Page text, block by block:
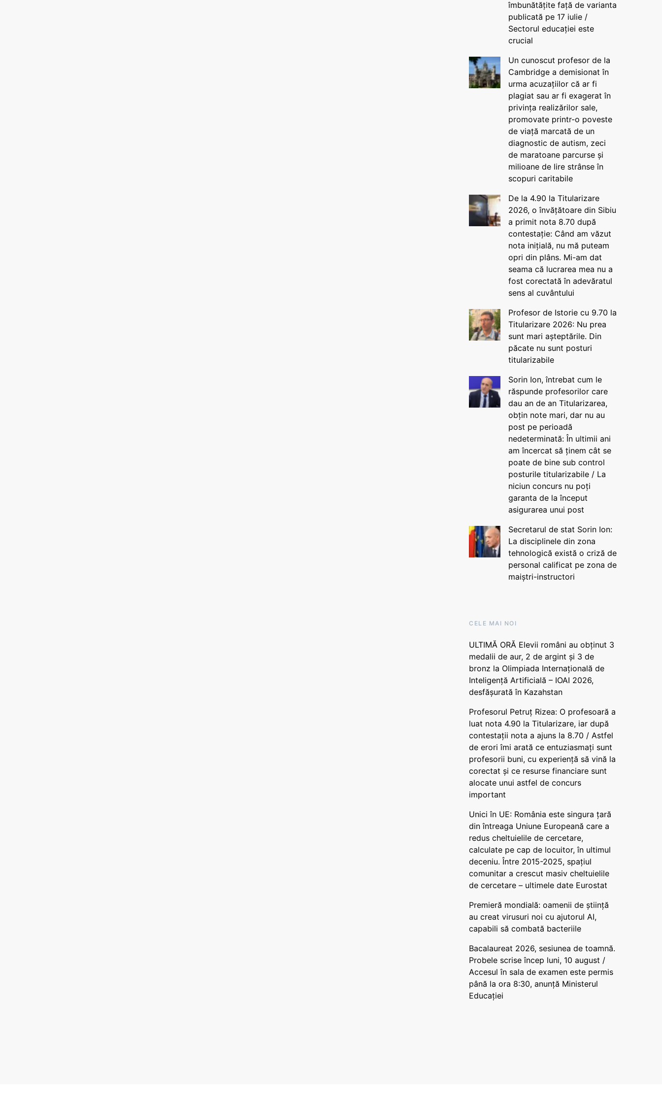
îmbunătățite față de varianta
publicată pe 17 iulie /
Sectorul educației este
crucial
Un cunoscut profesor de la
Cambridge a demisionat în
urma acuzațiilor că ar fi
plagiat sau ar fi exagerat în
privința realizărilor sale,
promovate printr-o poveste
de viață marcată de un
diagnostic de autism, zeci
de maratoane parcurse și
milioane de lire strânse în
scopuri caritabile
De la 4.90 la Titularizare
2026, o învățătoare din Sibiu
a primit nota 8.70 după
contestație: Când am văzut
nota inițială, nu mă puteam
opri din plâns. Mi-am dat
seama că lucrarea mea nu a
fost corectată în adevăratul
sens al cuvântului
Profesor de Istorie cu 9.70 la
Titularizare 2026: Nu prea
sunt mari așteptările. Din
păcate nu sunt posturi
titularizabile
Sorin Ion, întrebat cum le
răspunde profesorilor care
dau an de an Titularizarea,
obțin note mari, dar nu au
post pe perioadă
nedeterminată: În ultimii ani
am încercat să ținem cât se
poate de bine sub control
posturile titularizabile / La
niciun concurs nu poți
garanta de la început
asigurarea unui post
Secretarul de stat Sorin Ion:
La disciplinele din zona
tehnologică există o criză de
personal calificat pe zona de
maiștri-instructori
CELE MAI NOI
ULTIMĂ ORĂ Elevii români au obținut 3
medalii de aur, 2 de argint și 3 de
bronz la Olimpiada Internațională de
Inteligență Artificială – IOAI 2026,
desfășurată în Kazahstan
Profesorul Petruț Rizea: O profesoară a
luat nota 4.90 la Titularizare, iar după
contestații nota a ajuns la 8.70 / Astfel
de erori îmi arată ce entuziasmați sunt
profesorii buni, cu experiență să vină la
corectat și ce resurse financiare sunt
alocate unui astfel de concurs
important
Unici în UE: România este singura țară
din întreaga Uniune Europeană care a
redus cheltuielile de cercetare,
calculate pe cap de locuitor, în ultimul
deceniu. Între 2015-2025, spațiul
comunitar a crescut masiv cheltuielile
de cercetare – ultimele date Eurostat
Premieră mondială: oamenii de știință
au creat virusuri noi cu ajutorul AI,
capabili să combată bacteriile
Bacalaureat 2026, sesiunea de toamnă.
Probele scrise încep luni, 10 august /
Accesul în sala de examen este permis
până la ora 8:30, anunță Ministerul
Educației